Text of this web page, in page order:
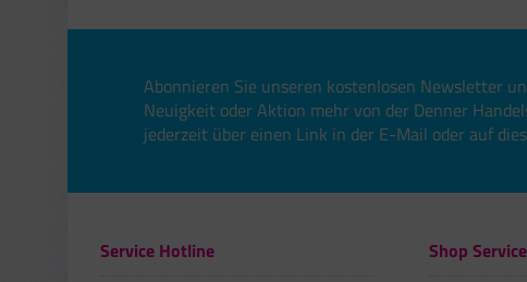
Abonnieren Sie unseren kostenlosen Newsletter
Neuigkeit oder Aktion mehr von der Denner
jederzeit über einen Link in der E-Mail oder auf
Service Hotline
Shop Service